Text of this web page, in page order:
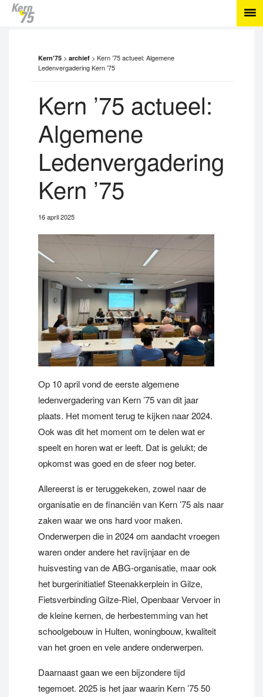
Kern'75 > archief > Kern ’75 actueel: Algemene
Ledenvergadering Kern ’75
Kern ’75 actueel:
Algemene
Ledenvergadering
Kern ’75
16 april 2025
Op 10 april vond de eerste algemene
ledenvergadering van Kern ’75 vandit jaar
plaats. Het momentterug te kijken naar 2024.
Ook was dit het momentom te delen wat er
speelt en horen wat er leeft. Dat is gelukt; de
opkomst was goed en de sfeer nog beter.
Allereerst is er teruggekeken, zowel naar de
organisatie en de financiën van Kern ’75 als naar
zaken waar we ons hard voor maken.
Onderwerpen die in 2024 om aandacht vroegen
waren onder andere het ravijnjaar en de
huisvesting van de ABG-organisatie, maar ook
het burgerinitiatief Steenakkerplein in Gilze,
Fietsverbinding Gilze-Riel, Openbaar Vervoer in
de kleine kernen, de herbestemming van het
schoolgebouw in Hulten, woningbouw, kwaliteit
van het groen en vele andere onderwerpen.
Daarnaast gaan we een bijzondere tijd
tegemoet. 2025 is het jaar waarin Kern ’75 50